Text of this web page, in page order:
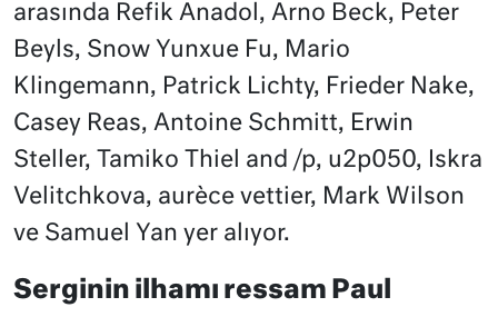
arasında Refik Anadol, Arno Beck, Peter
Beyls, Snow Yunxue Fu, Mario
Klingemann, Patrick Lichty, Frieder Nake,
Casey Reas, Antoine Schmitt, Erwin
Steller, Tamiko Thiel and /p, u2p050, Iskra
Velitchkova, aurèce vettier, Mark Wilson
ve Samuel Yan yer alıyor.
Serginin ilhamı ressam Paul